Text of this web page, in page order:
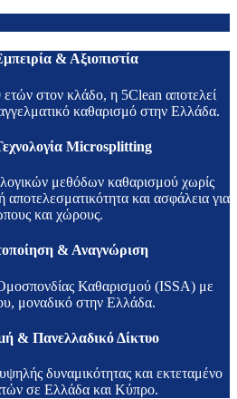
& Αξιοπιστία
στον κλάδο, η 5Clean αποτελεί
καθαρισμό στην Ελλάδα.
Microsplitting
μεθόδων καθαρισμού χωρίς
και ασφάλεια για
και χώρους.
& Αναγνώριση
Καθαρισμού (ISSA) με
μοναδικό στην Ελλάδα.
& Πανελλαδικό Δίκτυο
δυναμικότητας και εκτεταμένο
σε Ελλάδα και Κύπρο.